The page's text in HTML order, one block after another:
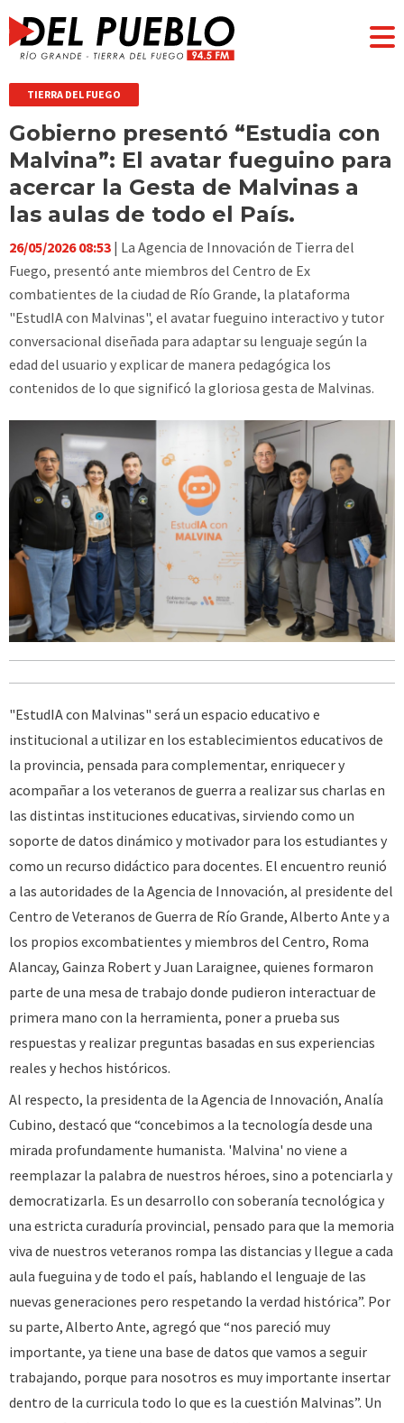
TIERRA DEL FUEGO
Gobierno presentó “Estudia con
Malvina”: El avatar fueguino para
acercar la Gesta de Malvinas a
las aulas de todo el País.
26/05/2026 08:53 | La Agencia de Innovación de Tierra del
Fuego, presentó ante miembros del Centro de Ex
combatientes de la ciudad de Río Grande, la plataforma
"EstudIA con Malvinas", el avatar fueguino interactivo y tutor
conversacional diseñada para adaptar su lenguaje según la
edad del usuario y explicar de manera pedagógica los
contenidos de lo que significó la gloriosa gesta de Malvinas.
"EstudIA con Malvinas" será un espacio educativo e
institucional a utilizar en los establecimientos educativos de
la provincia, pensada para complementar, enriquecer y
acompañar a los veteranos de guerra a realizar sus charlas en
las distintas instituciones educativas, sirviendo como un
soporte de datos dinámico y motivador para los estudiantes y
como un recurso didáctico para docentes. El encuentro reunió
a las autoridades de la Agencia de Innovación, al presidente del
Centro de Veteranos de Guerra de Río Grande, Alberto Ante y a
los propios excombatientes y miembros del Centro, Roma
Alancay, Gainza Robert y Juan Laraignee, quienes formaron
parte de una mesa de trabajo donde pudieron interactuar de
primera mano con la herramienta, poner a prueba sus
respuestas y realizar preguntas basadas en sus experiencias
reales y hechos históricos.
Al respecto, la presidenta de la Agencia de Innovación, Analía
Cubino, destacó que “concebimos a la tecnología desde una
mirada profundamente humanista. 'Malvina' no viene a
reemplazar la palabra de nuestros héroes, sino a potenciarla y
democratizarla. Es un desarrollo con soberanía tecnológica y
una estricta curaduría provincial, pensado para que la memoria
viva de nuestros veteranos rompa las distancias y llegue a cada
aula fueguina y de todo el país, hablando el lenguaje de las
nuevas generaciones pero respetando la verdad histórica”. Por
su parte, Alberto Ante, agregó que “nos pareció muy
importante, ya tiene una base de datos que vamos a seguir
trabajando, porque para nosotros es muy importante insertar
dentro de la curricula todo lo que es la cuestión Malvinas”. Un